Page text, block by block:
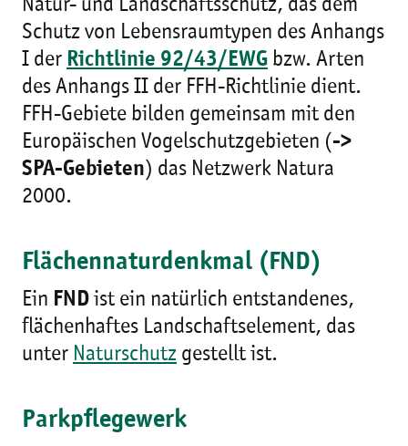
Natur- und Landschaftsschutz, das dem
Schutz von Lebensraumtypen des Anhangs
I der Richtlinie 92/43/EWG bzw. Arten
des Anhangs II der FFH-Richtlinie dient.
FFH-Gebiete bilden gemeinsam mit den
Europäischen Vogelschutzgebieten (->
SPA-Gebieten) das Netzwerk Natura
2000.
Flächennaturdenkmal (FND)
Ein FND ist ein natürlich entstandenes,
flächenhaftes Landschaftselement, das
unter Naturschutz gestellt ist.
Parkpflegewerk